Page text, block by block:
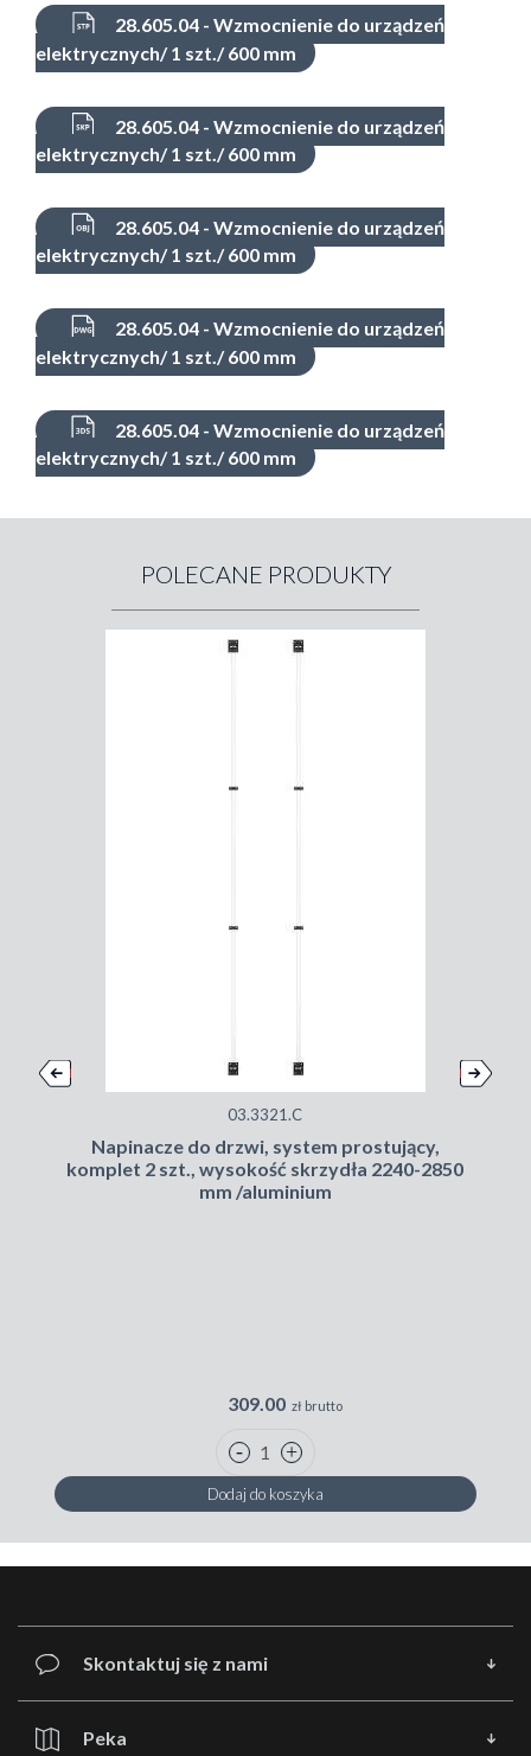
28.605.04 - Wzmocnienie do urządzeń
elektrycznych/ 1 szt./ 600 mm
28.605.04 - Wzmocnienie do urządzeń
elektrycznych/ 1 szt./ 600 mm
28.605.04 - Wzmocnienie do urządzeń
elektrycznych/ 1 szt./ 600 mm
28.605.04 - Wzmocnienie do urządzeń
elektrycznych/ 1 szt./ 600 mm
28.605.04 - Wzmocnienie do urządzeń
elektrycznych/ 1 szt./ 600 mm
POLECANE PRODUKTY
03.3321.C
Napinacze do drzwi, system prostujący,
komplet 2 szt., wysokość skrzydła 2240-2850
mm /aluminium
309.00 zł brutto
Dodaj do koszyka
Skontaktuj się z nami
Peka